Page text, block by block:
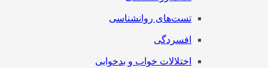
تست‌های روانشناسی
افسردگی
اختلالات خواب و بدخوابی